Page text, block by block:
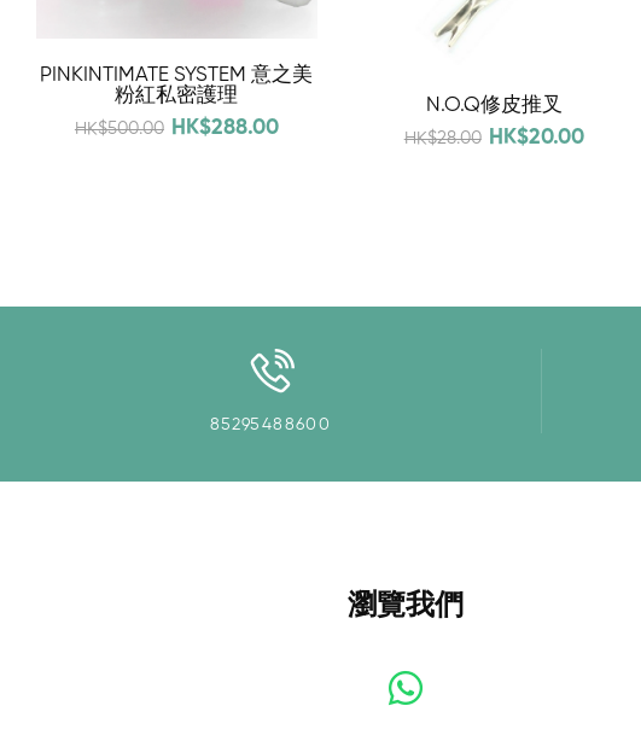
PINKINTIMATE SYSTEM 意之美
粉紅私密護理
HK$500.00 HK$288.00
N.O.Q修皮推叉
HK$28.00 HK$20.00
85295488600
瀏覽我們